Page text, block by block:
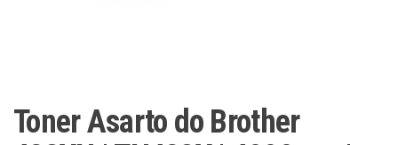
Toner Asarto do Brother